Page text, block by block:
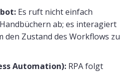
Es ruft nicht einfach
ab; es interagiert
den Zustand des Workflows zu
Automation): RPA folgt